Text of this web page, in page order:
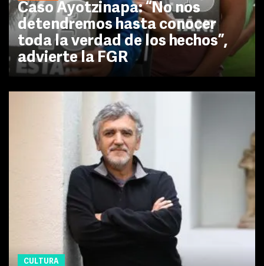
Caso Ayotzinapa: “No nos
detendremos hasta conocer
toda la verdad de los hechos”,
advierte la FGR
CULTURA